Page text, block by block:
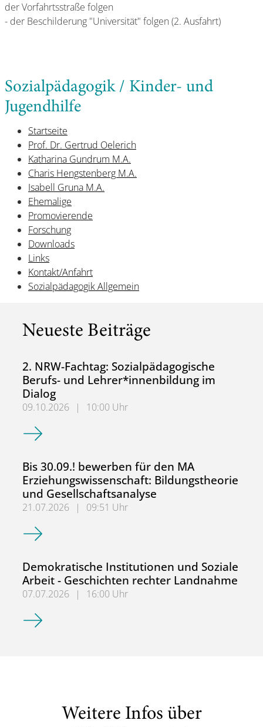
der Vorfahrtsstraße folgen
- der Beschilderung "Universität" folgen (2. Ausfahrt)
Sozialpädagogik / Kinder- und
Jugendhilfe
Startseite
Prof. Dr. Gertrud Oelerich
Katharina Gundrum M.A.
Charis Hengstenberg M.A.
Isabell Gruna M.A.
Ehemalige
Promovierende
Forschung
Downloads
Links
Kontakt/Anfahrt
Sozialpädagogik Allgemein
Neueste Beiträge
2. NRW-Fachtag: Sozialpädagogische
Berufs- und Lehrer*innenbildung im
Dialog
09.10.2026 |
10:00 Uhr
2. NRW-Fachtag: Sozialpädagogische Berufs- und
Bis 30.09.! bewerben für den MA
Erziehungswissenschaft: Bildungstheorie
und Gesellschaftsanalyse
21.07.2026 |
09:51 Uhr
Bis 30.09.! bewerben für den MA
Demokratische Institutionen und Soziale
Arbeit - Geschichten rechter Landnahme
07.07.2026 |
16:00 Uhr
Demokratische Institutionen und Soziale Arbeit -
Weitere Infos über